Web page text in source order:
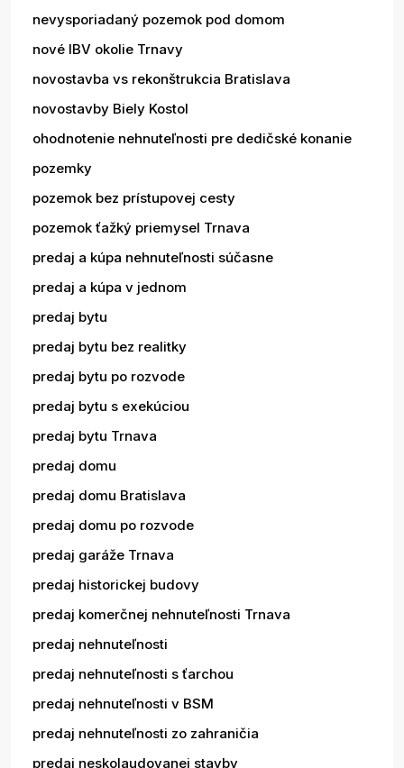
nevysporiadaný pozemok pod domom
nové IBV okolie Trnavy
novostavba vs rekonštrukcia Bratislava
novostavby Biely Kostol
ohodnotenie nehnuteľnosti pre dedičské konanie
pozemky
pozemok bez prístupovej cesty
pozemok ťažký priemysel Trnava
predaj a kúpa nehnuteľnosti súčasne
predaj a kúpa v jednom
predaj bytu
predaj bytu bez realitky
predaj bytu po rozvode
predaj bytu s exekúciou
predaj bytu Trnava
predaj domu
predaj domu Bratislava
predaj domu po rozvode
predaj garáže Trnava
predaj historickej budovy
predaj komerčnej nehnuteľnosti Trnava
predaj nehnuteľnosti
predaj nehnuteľnosti s ťarchou
predaj nehnuteľnosti v BSM
predaj nehnuteľnosti zo zahraničia
predaj neskolaudovanej stavby